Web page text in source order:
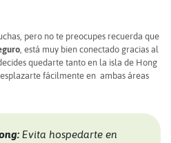
pero no te preocupes recuerda que
, está muy bien conectado gracias al
quedarte tanto en la isla de Hong
fácilmente en ambas áreas
Evita hospedarte en